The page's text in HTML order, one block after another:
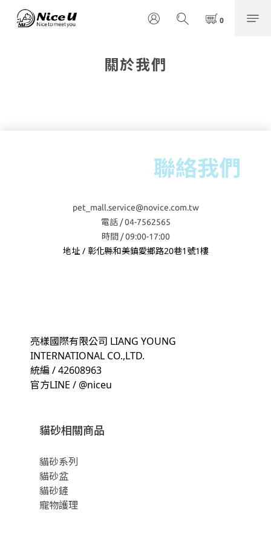
關於我們
聯絡我們
pet_mall.service@novice.com.tw
電話 / 04-7562565
時間 / 09:00-17:00
地址 / 彰化縣和美鎮愛鄉路20巷1號1樓
亮樣國際有限公司 LIANG YOUNG
INTERNATIONAL CO.,LTD.
統編 / 42608963
官方LINE / @niceu
貓砂相關商品
貓砂系列
貓砂盆
貓砂鏟
寵物護理